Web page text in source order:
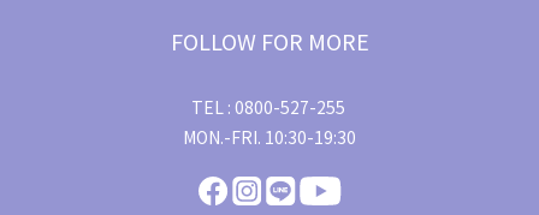
FOLLOW FOR MORE
TEL : 0800-527-255
MON.-FRI. 10:30-19:30